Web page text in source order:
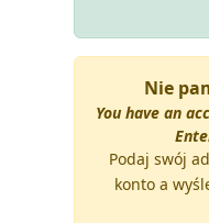
Nie
You have an
Podaj swój
konto a